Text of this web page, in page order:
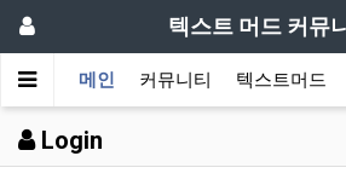
텍스트 머드 커뮤
메인 커뮤니티 텍스트머드
Login